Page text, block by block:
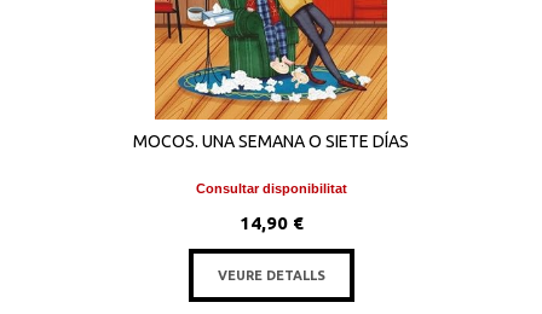
MOCOS. UNA SEMANA O SIETE DÍAS
Consultar disponibilitat
14,90 €
VEURE DETALLS